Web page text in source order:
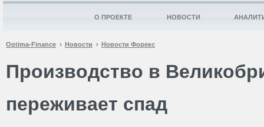
Optima-Finance Новости Новости Форекс
Производство в
переживает спад
О ПРОЕКТЕ НОВОСТИ